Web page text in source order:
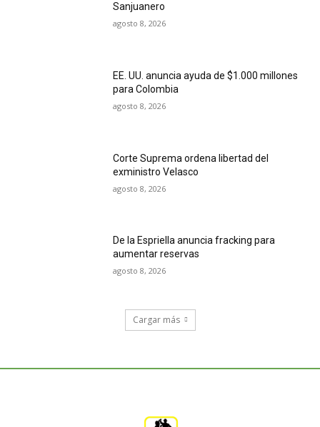
Sanjuanero
agosto 8, 2026
EE. UU. anuncia ayuda de $1.000 millones
para Colombia
agosto 8, 2026
Corte Suprema ordena libertad del
exministro Velasco
agosto 8, 2026
De la Espriella anuncia fracking para
aumentar reservas
agosto 8, 2026
Cargar más